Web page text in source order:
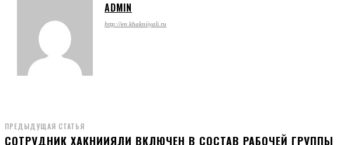
ADMIN
http://en.khakniiyali.ru
ПРЕДЫДУЩАЯ СТАТЬЯ
СОТРУДНИК ХАКНИИЯЛИ ВКЛЮЧЕН В СОСТАВ РАБОЧЕЙ ГРУППЫ